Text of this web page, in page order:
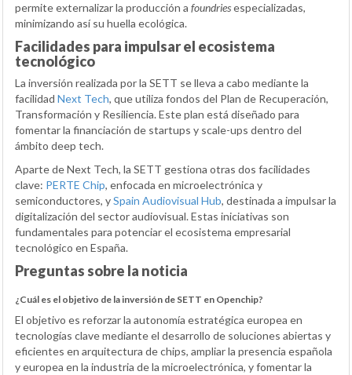
permite externalizar la producción a foundriesespecializadas,
minimizando así su huella ecológica.
Facilidades para impulsar el ecosistema
tecnológico
La inversión realizada por la SETT se lleva a cabo mediante la
facilidad Next Tech, que utiliza fondos del Plan de Recuperación,
Transformación y Resiliencia. Este plan está diseñado para
fomentar la financiación de startups y scale-ups dentro del
ámbito deep tech.
Aparte de Next Tech, la SETT gestiona otras dos facilidades
clave: PERTE Chip, enfocada en microelectrónica y
semiconductores, ySpain Audiovisual Hub, destinada a impulsar la
digitalización del sector audiovisual. Estas iniciativas son
fundamentales para potenciar el ecosistema empresarial
tecnológico en España.
Preguntas sobre la noticia
¿Cuál es el objetivo de la inversión de SETT en Openchip?
El objetivo es reforzar la autonomía estratégica europea en
tecnologías clave mediante el desarrollo de soluciones abiertas y
eficientes en arquitectura de chips, ampliar la presencia española
y europea en la industria de la microelectrónica, y fomentar la